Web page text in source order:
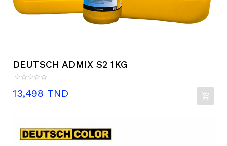
DEUTSCH ADMIX S2 1KG
Prix
13,498 TND